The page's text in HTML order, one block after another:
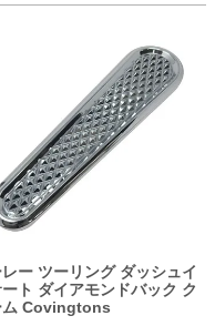
ー ツーリング ダッシュイ
ート ダイアモンドバック ク
ム Covingtons